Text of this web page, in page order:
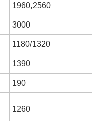
1960,2560
3000
1180/1320
1390
190
1260